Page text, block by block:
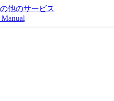
他のサービス
Manual